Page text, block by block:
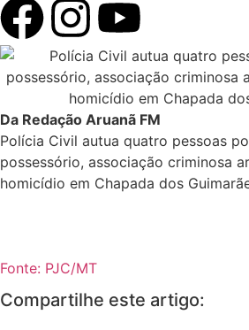
Da Redação Aruanã FM
Polícia Civil autua quatro pessoas
possessório, associação criminosa
homicídio em Chapada dos
Fonte: PJC/MT
Compartilhe este artigo: